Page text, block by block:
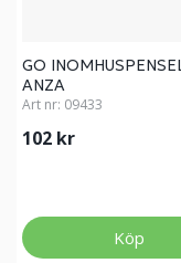
GO
ANZA
Art nr: 09433
102 kr
Köp